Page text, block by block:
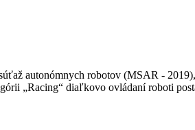
autonómnych robotov (MSAR -
„Racing“ diaľkovo ovládaní roboti